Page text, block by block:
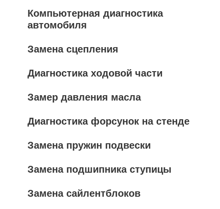
Компьютерная диагностика
автомобиля
Замена сцепления
Диагностика ходовой части
Замер давления масла
Диагностика форсунок на стенде
Замена пружин подвески
Замена подшипника ступицы
Замена сайлентблоков